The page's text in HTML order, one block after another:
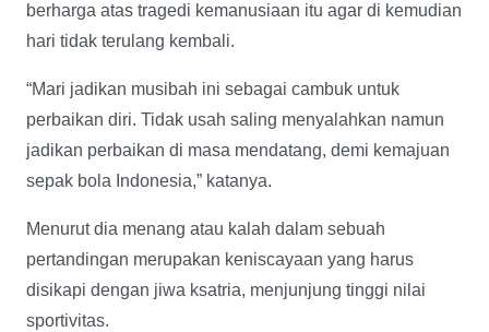
berharga atas tragedi kemanusiaan itu agar di kemudian
hari tidak terulang kembali.
“Mari jadikan musibah ini sebagai cambuk untuk
perbaikan diri. Tidak usah saling menyalahkan namun
jadikan perbaikan di masa mendatang, demi kemajuan
sepak bola Indonesia,” katanya.
Menurut dia menang atau kalah dalam sebuah
pertandingan merupakan keniscayaan yang harus
disikapi dengan jiwa ksatria, menjunjung tinggi nilai
sportivitas.